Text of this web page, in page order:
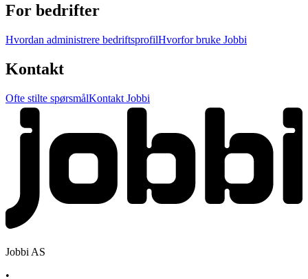
For bedrifter
Hvordan administrere bedriftsprofilHvorfor bruke Jobbi
Kontakt
Ofte stilte spørsmålKontakt Jobbi
Jobbi AS
•